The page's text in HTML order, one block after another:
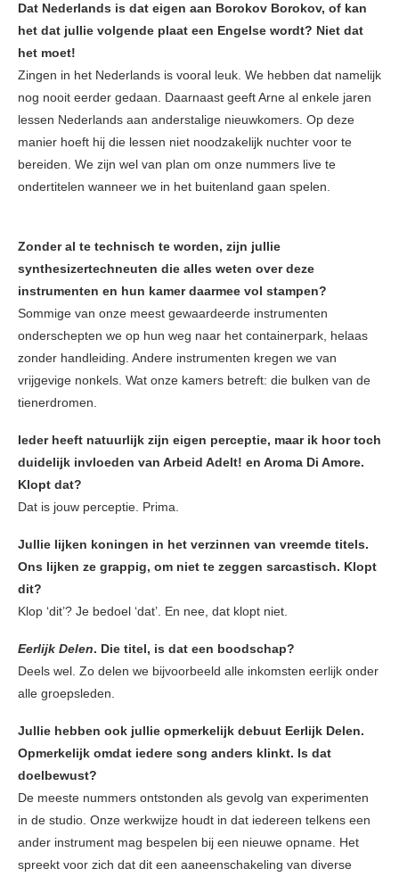
Dat Nederlands is dat eigen aan Borokov Borokov, of kan
het dat jullie volgende plaat een Engelse wordt? Niet dat
het moet!
Zingen in het Nederlands is vooral leuk. We hebben dat namelijk
nog nooit eerder gedaan. Daarnaast geeft Arne al enkele jaren
lessen Nederlands aan anderstalige nieuwkomers. Op deze
manier hoeft hij die lessen niet noodzakelijk nuchter voor te
bereiden. We zijn wel van plan om onze nummers live te
ondertitelen wanneer we in het buitenland gaan spelen.
Zonder al te technisch te worden, zijn jullie
synthesizertechneuten die alles weten over deze
instrumenten en hun kamer daarmee vol stampen?
Sommige van onze meest gewaardeerde instrumenten
onderschepten we op hun weg naar het containerpark, helaas
zonder handleiding. Andere instrumenten kregen we van
vrijgevige nonkels. Wat onze kamers betreft: die bulken van de
tienerdromen.
Ieder heeft natuurlijk zijn eigen perceptie, maar ik hoor toch
duidelijk invloeden van Arbeid Adelt! en Aroma Di Amore.
Klopt dat?
Dat is jouw perceptie. Prima.
Jullie lijken koningen in het verzinnen van vreemde titels.
Ons lijken ze grappig, om niet te zeggen sarcastisch. Klopt
dit?
Klop ‘dit’? Je bedoel ‘dat’. En nee, dat klopt niet.
Eerlijk Delen. Die titel, is dat een boodschap?
Deels wel. Zo delen we bijvoorbeeld alle inkomsten eerlijk onder
alle groepsleden.
Jullie hebben ook jullie opmerkelijk debuut Eerlijk Delen.
Opmerkelijk omdat iedere song anders klinkt. Is dat
doelbewust?
De meeste nummers ontstonden als gevolg van experimenten
in de studio. Onze werkwijze houdt in dat iedereen telkens een
ander instrument mag bespelen bij een nieuwe opname. Het
spreekt voor zich dat dit een aaneenschakeling van diverse